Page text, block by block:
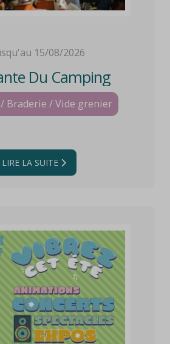
15/08/2026
Du Camping
Braderie / Vide grenier
LIRE LA SUITE